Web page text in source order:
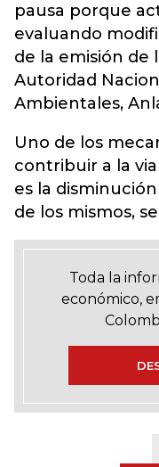
pausa porque
evaluando
de la emisión de
Autoridad
Ambientales,
Uno de los
contribuir a la
es la
de los mismos,
Toda la
económico,